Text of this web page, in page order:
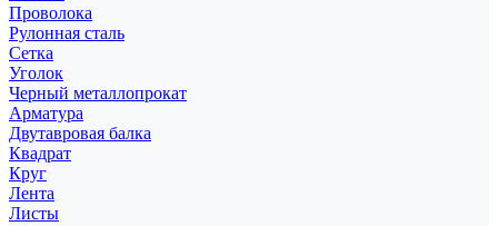
Проволока
Рулонная сталь
Сетка
Уголок
Черный металлопрокат
Арматура
Двутавровая балка
Квадрат
Круг
Лента
Листы